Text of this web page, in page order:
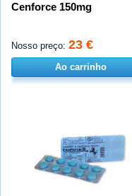
Cenforce 150mg
Nosso preço: 23 €
Ao carrinho